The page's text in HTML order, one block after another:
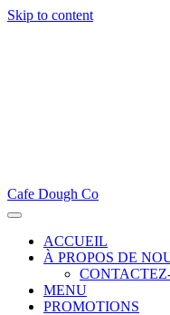
Skip to content
Cafe Dough Co
ACCUEIL
À PROPOS DE
MENU
PROMOTIONS